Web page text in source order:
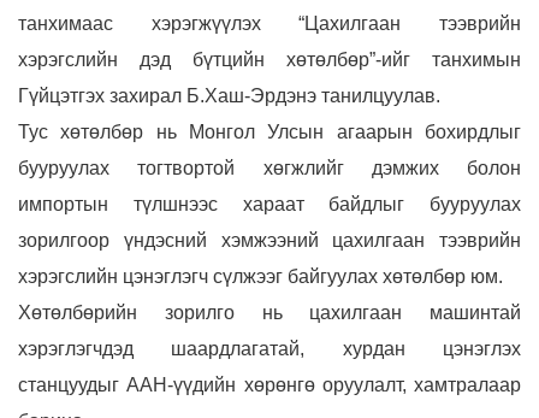
танхимаас хэрэгжүүлэх “Цахилгаан тээврийн
хэрэгслийн дэд бүтцийн хөтөлбөр”-ийг танхимын
Гүйцэтгэх захирал Б.Хаш-Эрдэнэ танилцуулав.
Тус хөтөлбөр нь Монгол Улсын агаарын бохирдлыг
бууруулах тогтвортой хөгжлийг дэмжих болон
импортын түлшнээс хараат байдлыг бууруулах
зорилгоор үндэсний хэмжээний цахилгаан тээврийн
хэрэгслийн цэнэглэгч сүлжээг байгуулах хөтөлбөр юм.
Хөтөлбөрийн зорилго нь цахилгаан машинтай
хэрэглэгчдэд шаардлагатай, хурдан цэнэглэх
станцуудыг ААН-үүдийн хөрөнгө оруулалт, хамтралаар